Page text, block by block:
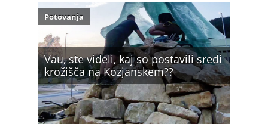
Vau, ste videli, kaj so postavili sredi
krožišča na Kozjanskem??
Potovanja